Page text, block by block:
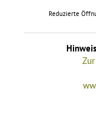
Reduzierte